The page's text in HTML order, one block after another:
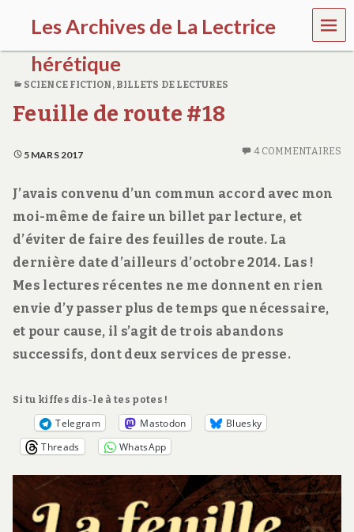
Les Archives de La Lectrice
hérétique
2
0
5
0
2
0
)
MEN
U
SCIENCE FICTION , BILLETS DE LECTURES
Feuille de route #18
5 MARS 2017 4 COMMENTAIRES
J’avais convenu d’un commun accord avec mon
moi-même de faire un billet par lecture, et
d’éviter de faire des feuilles de route. La
dernière date d’ailleurs d’octobre 2014. Las !
Mes lectures récentes ne me donnent en rien
envie d’y passer plus de temps que nécessaire,
et pour cause, il s’agit de trois abandons
successifs, dont deux services de presse.
Si tu kiffes dis-le à tes potes !
Telegram Mastodon
Bluesky
Threads
WhatsApp